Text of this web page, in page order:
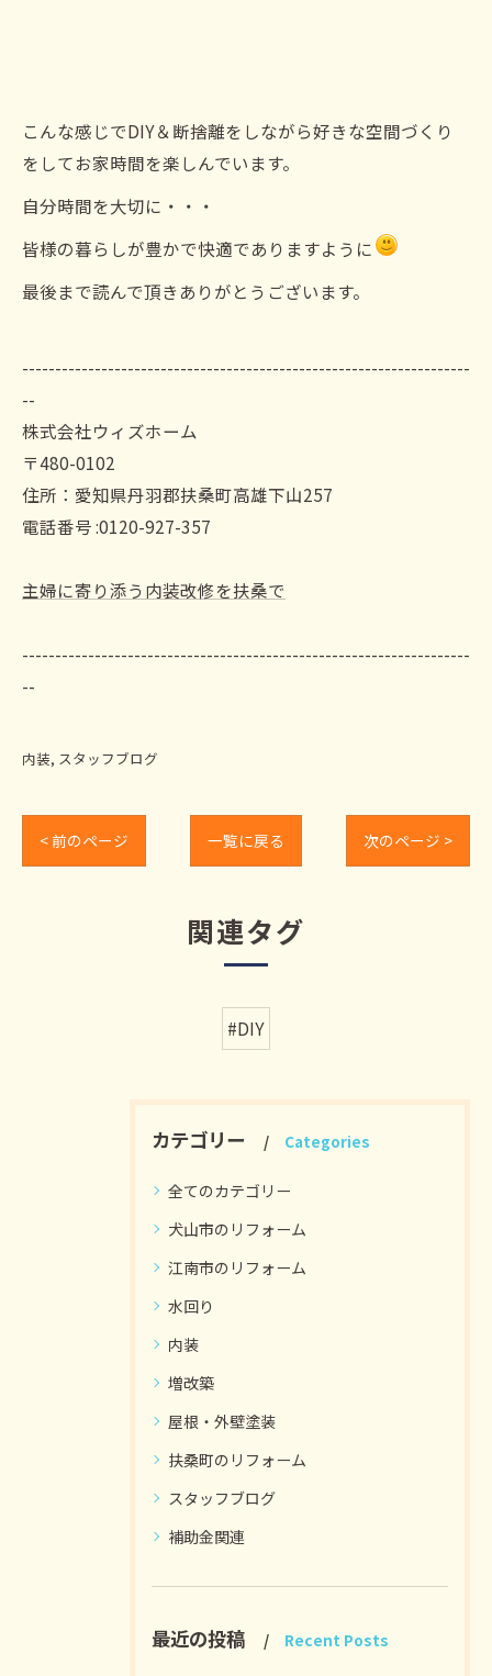
こんな感じでDIY＆断捨離をしながら好きな空間づくり
をしてお家時間を楽しんでいます。
自分時間を大切に・・・
皆様の暮らしが豊かで快適でありますように
最後まで読んで頂きありがとうございます。
--------------------------------------------------------------------
--
株式会社ウィズホーム
〒480-0102
住所：愛知県丹羽郡扶桑町高雄下山257
電話番号 :0120-927-357
主婦に寄り添う内装改修を扶桑で
--------------------------------------------------------------------
--
内装 スタッフブログ
< 前のページ 一覧に戻る 次のページ >
関連タグ
#DIY
カテゴリー Categories
全てのカテゴリー
犬山市のリフォーム
江南市のリフォーム
水回り
内装
増改築
屋根・外壁塗装
扶桑町のリフォーム
スタッフブログ
補助金関連
最近の投稿 Recent Posts